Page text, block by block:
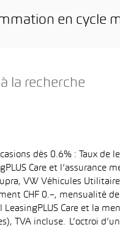
en cycle
la recherche
dès 0.6% : Taux de
Care et l’assurance
VW Véhicules
CHF 0.–, mensualité
LeasingPLUS Care et la
TVA incluse. L’octroi